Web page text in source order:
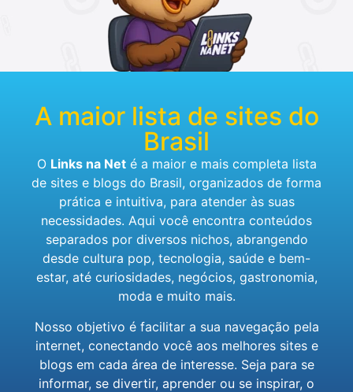
A maior lista de sites do
Brasil
O Links na Neté a maior e mais completa lista
de sites e blogs do Brasil, organizados de forma
prática e intuitiva, para atender às suas
necessidades. Aqui você encontra conteúdos
separados por diversos nichos, abrangendo
desde cultura pop, tecnologia, saúde e bem-
estar, até curiosidades, negócios, gastronomia,
moda e muito mais.
Nosso objetivo é facilitar a sua navegação pela
internet, conectando você aos melhores sites e
blogs em cada área de interesse. Seja para se
informar, se divertir, aprender ou se inspirar, o